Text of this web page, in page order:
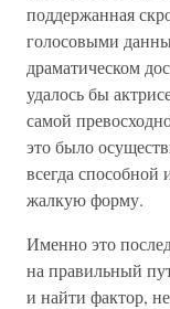
поддержанная
голосовыми
драматическом
удалось бы
самой
это было
всегда способной
жалкую форму.
Именно это
на правильный
и найти фактор,